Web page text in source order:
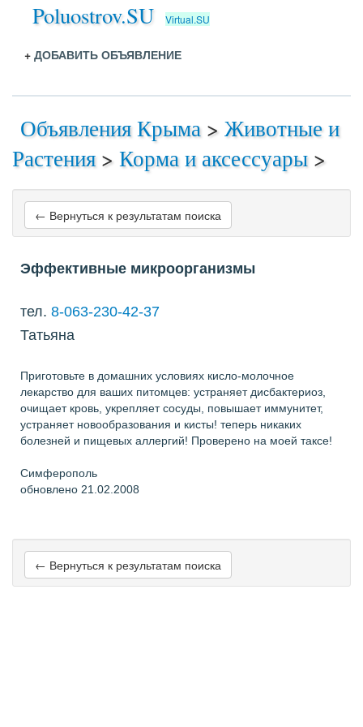
Poluostrov.SU Virtual.SU
+ ДОБАВИТЬ ОБЪЯВЛЕНИЕ
Объявления Крыма > Животные и
Растения > Корма и аксессуары >
← Вернуться к результатам поиска
Эффективные микроорганизмы
тел. 8-063-230-42-37
Татьяна
Приготовьте в домашних условиях кисло-молочное
лекарство для ваших питомцев: устраняет дисбактериоз,
очищает кровь, укрепляет сосуды, повышает иммунитет,
устраняет новообразования и кисты! теперь никаких
болезней и пищевых аллергий! Проверено на моей таксе!
Симферополь
обновлено 21.02.2008
← Вернуться к результатам поиска